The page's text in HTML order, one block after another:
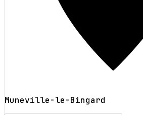
Muneville-le-Bingard